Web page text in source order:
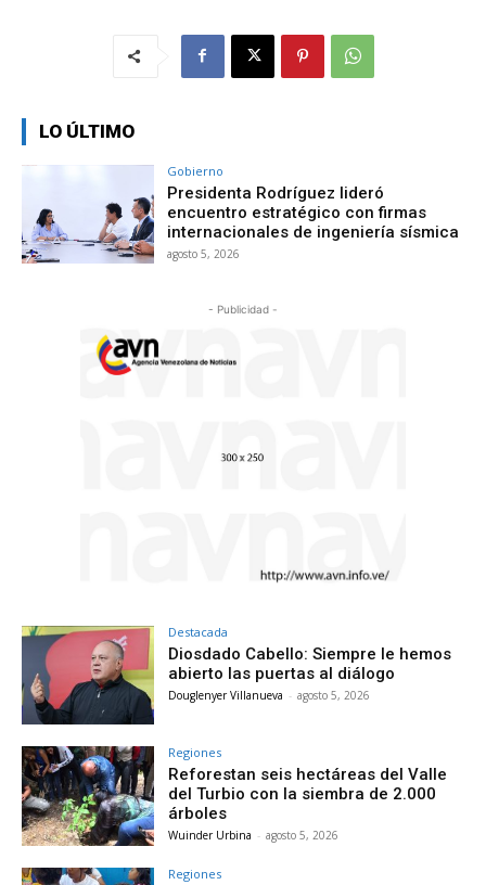
LO ÚLTIMO
Gobierno
Presidenta Rodríguez lideró
encuentro estratégico con firmas
internacionales de ingeniería sísmica
agosto 5, 2026
- Publicidad -
Destacada
Diosdado Cabello: Siempre le hemos
abierto las puertas al diálogo
Douglenyer Villanueva - agosto 5, 2026
Regiones
Reforestan seis hectáreas del Valle
del Turbio con la siembra de 2.000
árboles
Wuinder Urbina - agosto 5, 2026
Regiones